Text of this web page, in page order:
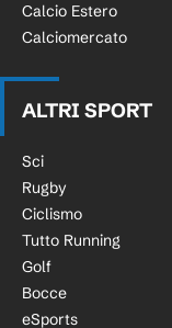
Calcio Estero
Calciomercato
ALTRI SPORT
Sci
Rugby
Ciclismo
Tutto Running
Golf
Bocce
eSports